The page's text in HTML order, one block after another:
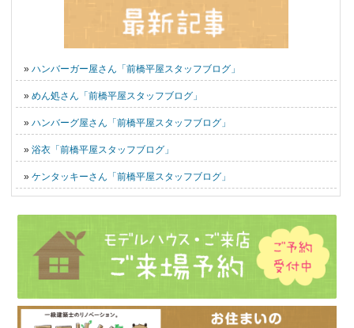
» ハンバーガー屋さん「前橋平屋スタッフブログ」
» めん処さん「前橋平屋スタッフブログ」
» ハンバーグ屋さん「前橋平屋スタッフブログ」
» 浴衣「前橋平屋スタッフブログ」
» ケンタッキーさん「前橋平屋スタッフブログ」